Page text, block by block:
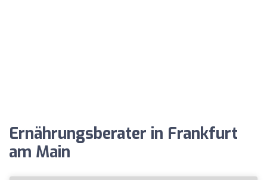
Ernährungsberater in Frankfurt
am Main